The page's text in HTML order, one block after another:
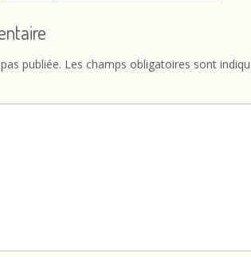
publiée. Les champs obligatoires sont